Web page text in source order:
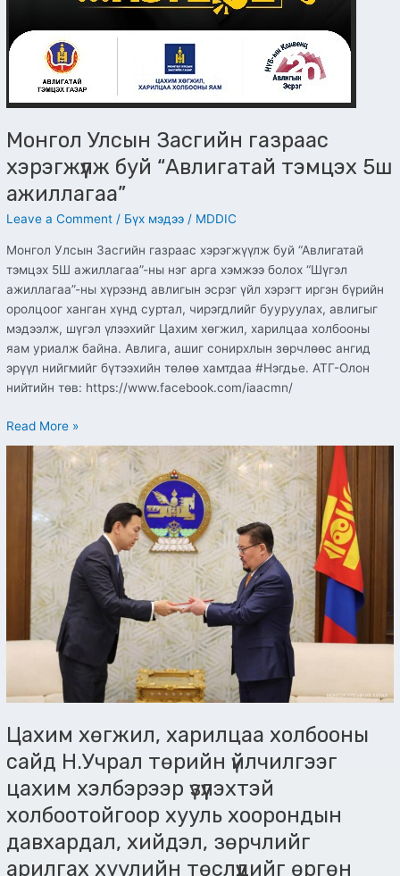
Монгол Улсын Засгийн газраас
хэрэгжүүлж буй “Авлигатай тэмцэх 5ш
ажиллагаа”
Leave a Comment / Бүх мэдээ / MDDIC
Монгол Улсын Засгийн газраас хэрэгжүүлж буй “Авлигатай
тэмцэх 5Ш ажиллагаа”-ны нэг арга хэмжээ болох “Шүгэл
ажиллагаа”-ны хүрээнд авлигын эсрэг үйл хэрэгт иргэн бүрийн
оролцоог ханган хүнд суртал, чирэгдлийг бууруулах, авлигыг
мэдээлж, шүгэл үлээхийг Цахим хөгжил, харилцаа холбооны
яам уриалж байна. Авлига, ашиг сонирхлын зөрчлөөс ангид
эрүүл нийгмийг бүтээхийн төлөө хамтдаа #Нэгдье. АТГ-Олон
нийтийн төв: https://www.facebook.com/iaacmn/
Read More »
Цахим хөгжил, харилцаа холбооны
сайд Н.Учрал төрийн үйлчилгээг
цахим хэлбэрээр үзүүлэхтэй
холбоотойгоор хууль хоорондын
давхардал, хийдэл, зөрчлийг
арилгах хуулийн төслүүдийг өргөн
Цахим
хөгжил,
харилцаа
холбооны
Н.Учрал
төрийн
үйлчилгээг
цахим
хэлбэрээр
үзүүлэхтэй
холбоотойгоор
хууль
давхардал,
хийдэл,
зөрчлийг
арилгах
хуулийн
төслүүдийг
өргөн
мэдүүллээ